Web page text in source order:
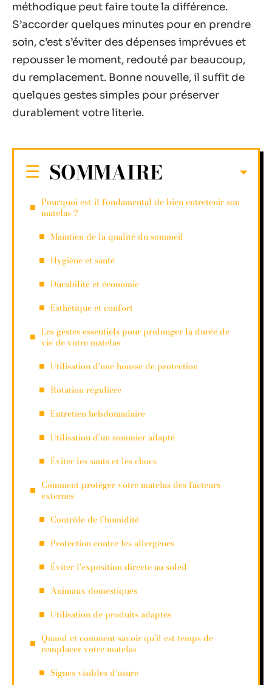
méthodique peut faire toute la différence.
S’accorder quelques minutes pour en prendre
soin, c’est s’éviter des dépenses imprévues et
repousser le moment, redouté par beaucoup,
du remplacement. Bonne nouvelle, il suffit de
quelques gestes simples pour préserver
durablement votre literie.
SOMMAIRE
Pourquoi est-il fondamental de bien entretenir son
matelas ?
Maintien de la qualité du sommeil
Hygiène et santé
Durabilité et économie
Esthétique et confort
Les gestes essentiels pour prolonger la durée de
vie de votre matelas
Utilisation d’une housse de protection
Rotation régulière
Entretien hebdomadaire
Utilisation d’un sommier adapté
Éviter les sauts et les chocs
Comment protéger votre matelas des facteurs
externes
Contrôle de l’humidité
Protection contre les allergènes
Éviter l’exposition directe au soleil
Animaux domestiques
Utilisation de produits adaptés
Quand et comment savoir qu’il est temps de
remplacer votre matelas
Signes visibles d’usure